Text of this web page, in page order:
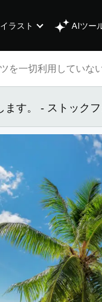
イラスト AIツー
ます。 - ストック